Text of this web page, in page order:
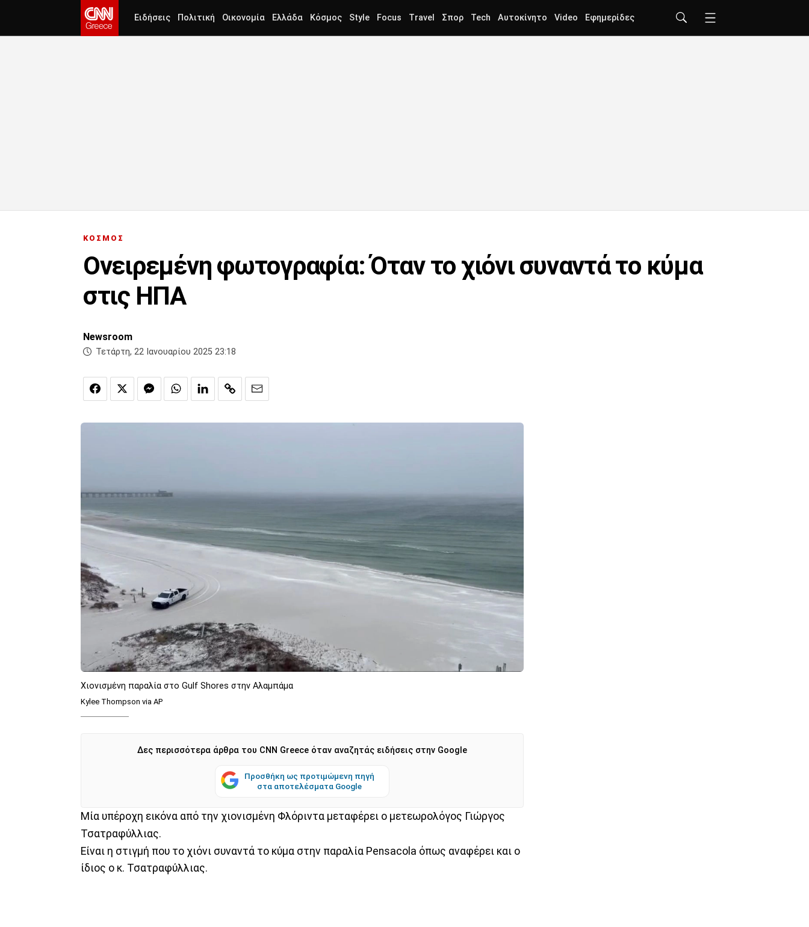
Ειδήσεις Πολιτική Οικονομία Ελλάδα Κόσμος Style Focus Travel Σπορ Tech Αυτοκίνητο Video Εφημερίδες
ΚΟΣΜΟΣ
Ονειρεμένη φωτογραφία: Όταν το χιόνι συναντά το κύμα
στις ΗΠΑ
Newsroom
Τετάρτη, 22 Ιανουαρίου 2025 23:18
Χιονισμένη παραλία στο Gulf Shores στην Αλαμπάμα
Kylee Thompson via AP
Δες περισσότερα άρθρα του CNN Greece όταν αναζητάς ειδήσεις στην Google
Προσθήκη ως προτιμώμενη πηγή
στα αποτελέσματα Google
Μία υπέροχη εικόνα από την χιονισμένη Φλόριντα μεταφέρει ο μετεωρολόγος Γιώργος
Τσατραφύλλιας.
Είναι η στιγμή που το χιόνι συναντά το κύμα στην παραλία Pensacola όπως αναφέρει και ο
ίδιος ο κ. Τσατραφύλλιας.